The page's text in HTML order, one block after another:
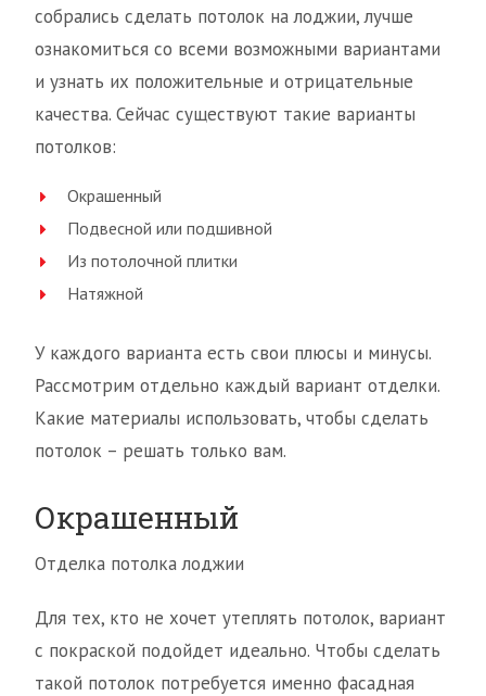
собрались сделать потолок на лоджии, лучше
ознакомиться со всеми возможными вариантами
и узнать их положительные и отрицательные
качества. Сейчас существуют такие варианты
потолков:
Окрашенный
Подвесной или подшивной
Из потолочной плитки
Натяжной
У каждого варианта есть свои плюсы и минусы.
Рассмотрим отдельно каждый вариант отделки.
Какие материалы использовать, чтобы сделать
потолок – решать только вам.
Окрашенный
Отделка потолка лоджии
Для тех, кто не хочет утеплять потолок, вариант
с покраской подойдет идеально. Чтобы сделать
такой потолок потребуется именно фасадная